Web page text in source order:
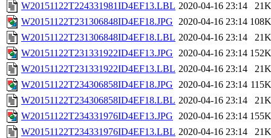
W20151122T224331981ID4EF13.LBL 2020-04-16 23:14
21K
W20151122T231306848ID4EF18.JPG 2020-04-16 23:14 108K
W20151122T231306848ID4EF18.LBL 2020-04-16 23:14
21K
W20151122T231331922ID4EF13.JPG 2020-04-16 23:14 152K
W20151122T231331922ID4EF13.LBL 2020-04-16 23:14
21K
W20151122T234306858ID4EF18.JPG 2020-04-16 23:14 115K
W20151122T234306858ID4EF18.LBL 2020-04-16 23:14
21K
W20151122T234331976ID4EF13.JPG 2020-04-16 23:14 155K
W20151122T234331976ID4EF13.LBL 2020-04-16 23:14
21K